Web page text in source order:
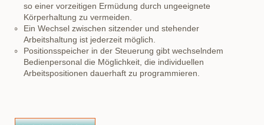
so einer vorzeitigen Ermüdung durch ungeeignete
Körperhaltung zu vermeiden.
Ein Wechsel zwischen sitzender und stehender
Arbeitshaltung ist jederzeit möglich.
Positionsspeicher in der Steuerung gibt wechselndem
Bedienpersonal die Möglichkeit, die individuellen
Arbeitspositionen dauerhaft zu programmieren.